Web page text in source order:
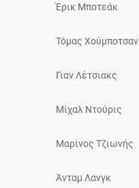
Έρικ Μποτεάκ
Τόμας Χούμποτσαν
Γιαν Λέτσιακς
Μίχαλ Ντούρις
Μαρίνος Τζιωνής
Άνταμ Λανγκ